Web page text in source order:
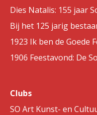
Dies Natalis: 155 jaar
Bij het 125 jarig
1923 Ik ben de Goede
1906 Feestavond: De
Clubs
SO Art Kunst- en